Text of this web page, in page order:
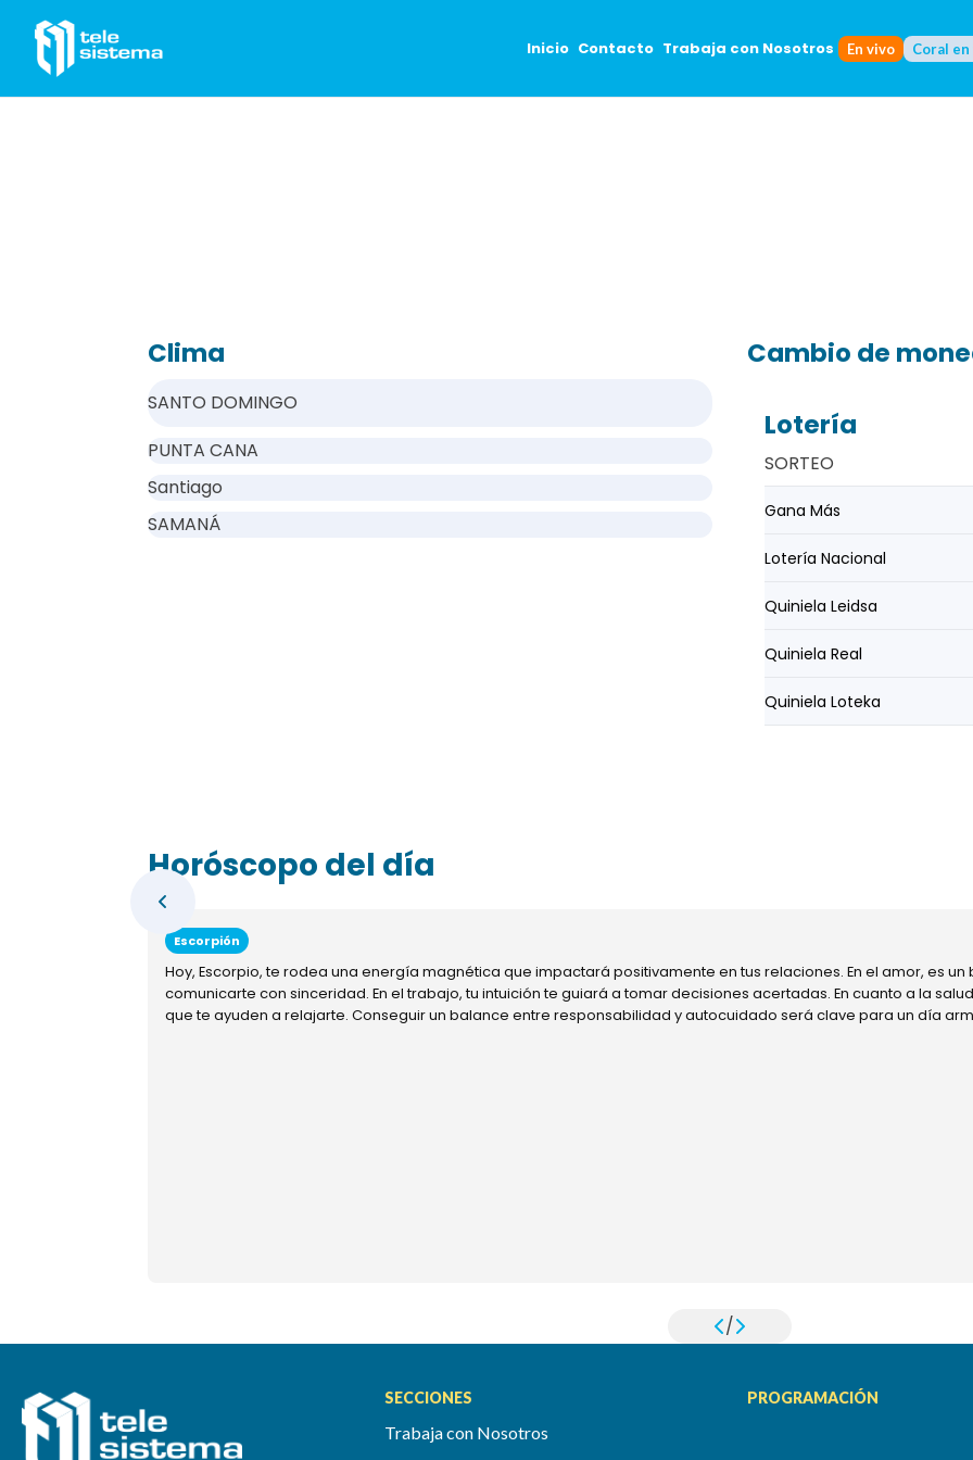
Inicio Contacto Trabaja con Nosotros En vivo Coral
Clima
SANTO DOMINGO
PUNTA CANA
Santiago
SAMANÁ
Cambio de
Lotería
SORTEO
Gana Más
Lotería Nacional
Quiniela Leidsa
Quiniela Real
Quiniela Loteka
Horóscopo del día
Escorpión
Hoy, Escorpio, te rodea una energía magnética que impactará positivamente en tus relaciones. En el amor, es
comunicarte con sinceridad. En el trabajo, tu intuición te guiará a tomar decisiones acertadas. En cuanto a la
que te ayuden a relajarte. Conseguir un balance entre responsabilidad y autocuidado será clave para un día
/
SECCIONES
Trabaja con Nosotros
PROGRAMACIÓN